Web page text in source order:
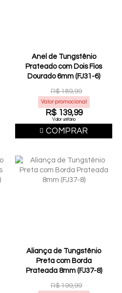
Anel de Tungstênio
Prateado com Dois Fios
Dourado 6mm (FJ31-6)
R$ 189,99
Valor promocional
R$ 139,99
Valor unitário
COMPRAR
Aliança de Tungstênio
Preta com Borda
Prateada 8mm (FJ37-8)
R$ 199,99